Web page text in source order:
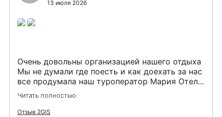
13 июля 2026
Очень довольны организацией нашего отдыха
Мы не думали где поесть и как доехать за нас
все продумала наш туроператор Мария Отель
в котором мы жили находится в тихом месте
в шаговой доступности большое количество
достопримечательностей и мест где можно
Читать полностью
Отзыв 2GIS